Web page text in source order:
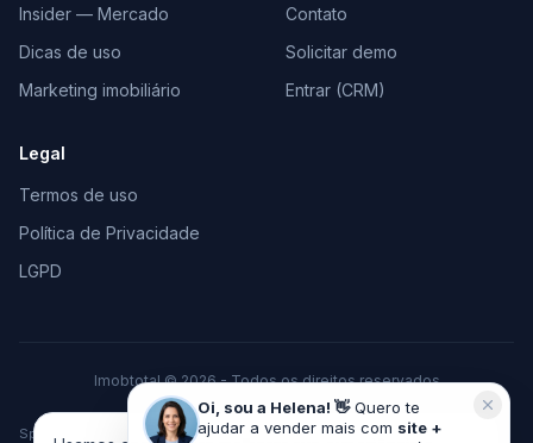
Insider — Mercado
Dicas de uso
Marketing imobiliário
Contato
Solicitar demo
Entrar (CRM)
Legal
Termos de uso
Política de Privacidade
LGPD
Imobtotal © 2026 - Todos os direitos reservados
Feito com♥para o mercado imobiliário
Space Tecnologia em Marketing e Vendas LTDA · CNPJ 37.378.306/0001-
Oi, sou a Helena! 👋Quero te
ajudar a vender mais com site +